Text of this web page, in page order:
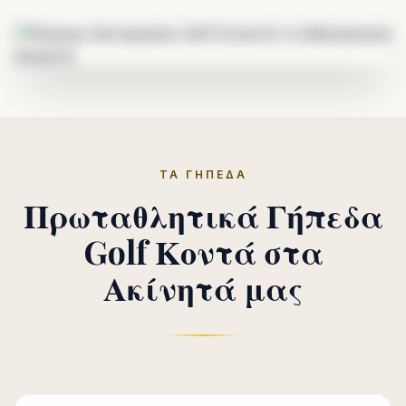
ΤΑ ΓΉΠΕΔΑ
Πρωταθλητικά Γήπεδα
Golf Κοντά στα
Ακίνητά μας